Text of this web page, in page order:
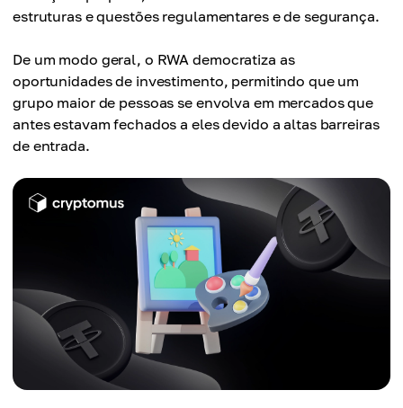
estruturas e questões regulamentares e de segurança.
De um modo geral, o RWA democratiza as
oportunidades de investimento, permitindo que um
grupo maior de pessoas se envolva em mercados que
antes estavam fechados a eles devido a altas barreiras
de entrada.